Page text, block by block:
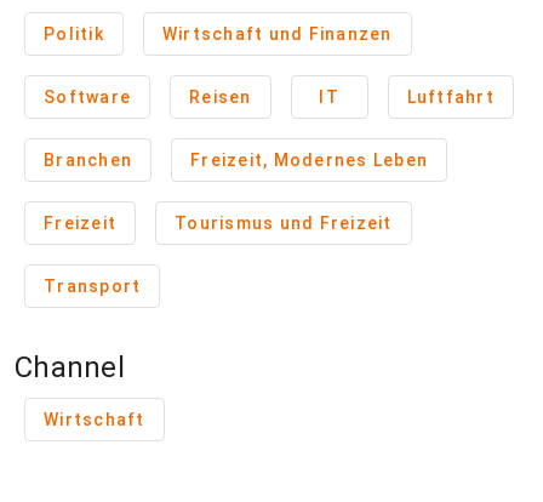
Politik Wirtschaft und Finanzen
Software Reisen IT Luftfahrt
Branchen Freizeit, Modernes Leben
Freizeit Tourismus und Freizeit
Transport
Channel
Wirtschaft